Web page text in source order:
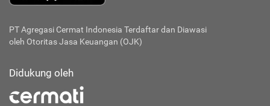
PT Agregasi Cermat Indonesia Terdaftar dan Diawasi
oleh Otoritas Jasa Keuangan (OJK)
Didukung oleh